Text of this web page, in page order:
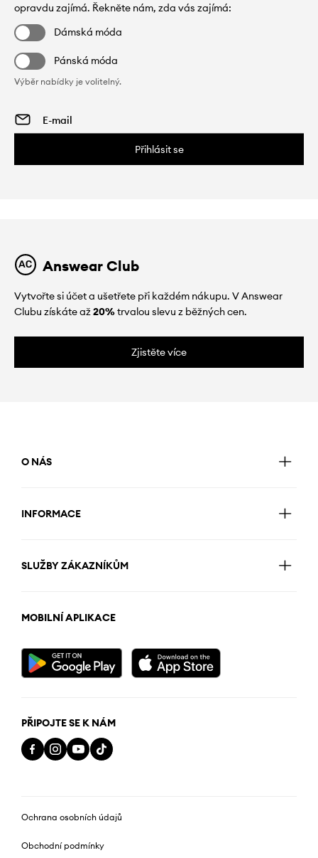
opravdu zajímá. Řekněte nám, zda vás zajímá:
Dámská móda
Pánská móda
Výběr nabídky je volitelný.
Přihlásit se
Answear Club
Vytvořte si účet a ušetřete při každém nákupu. V Answear
Clubu získáte až20%trvalou slevu z běžných cen.
Zjistěte více
O NÁS
INFORMACE
SLUŽBY ZÁKAZNÍKŮM
MOBILNÍ APLIKACE
PŘIPOJTE SE K NÁM
Ochrana osobních údajů
Obchodní podmínky